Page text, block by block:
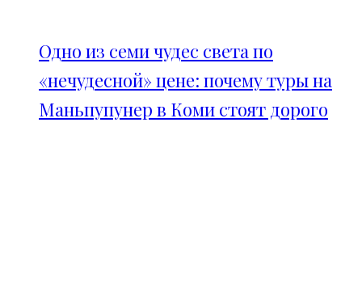
Одно из семи чудес света по
«нечудесной» цене: почему туры на
Маньпупунер в Коми стоят дорого